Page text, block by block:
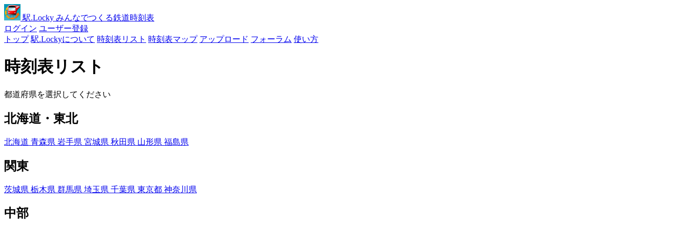
駅.Locky みんなでつくる鉄道時刻表
ログイン ユーザー登録
トップ 駅.Lockyについて 時刻表リスト 時刻表マップ アップロード フォーラム 使い方
時刻表リスト
都道府県を選択してください
北海道・東北
北海道 青森県 岩手県 宮城県 秋田県 山形県 福島県
関東
茨城県 栃木県 群馬県 埼玉県 千葉県 東京都 神奈川県
中部